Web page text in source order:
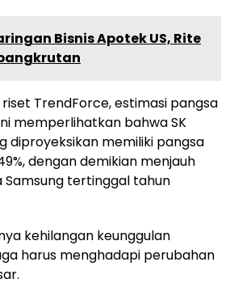
Bisnis Apotek US, Rite
TrendForce, estimasi pangsa
memperlihatkan bahwa SK
diproyeksikan memiliki pangsa
dengan demikian menjauh
Samsung tertinggal tahun
kehilangan keunggulan
harus menghadapi perubahan